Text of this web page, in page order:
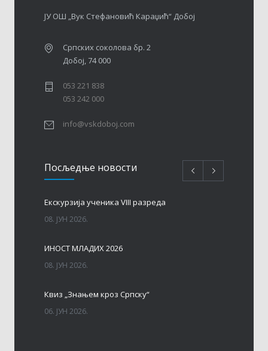
ЈУ ОШ „Вук Стефановић Караџић“ Добој
Српских соколова бр. 2
Добој, 74 000
053 221 838
053 242 000
info@vskdoboj.com
Посљедњe новости
Eкскурзија ученика VIII разреда
08. ЈУН 2026.
ИНОСТ МЛАДИХ 2026
08. ЈУН 2026.
Квиз „Знањем кроз Српску“
06. ЈУН 2026.